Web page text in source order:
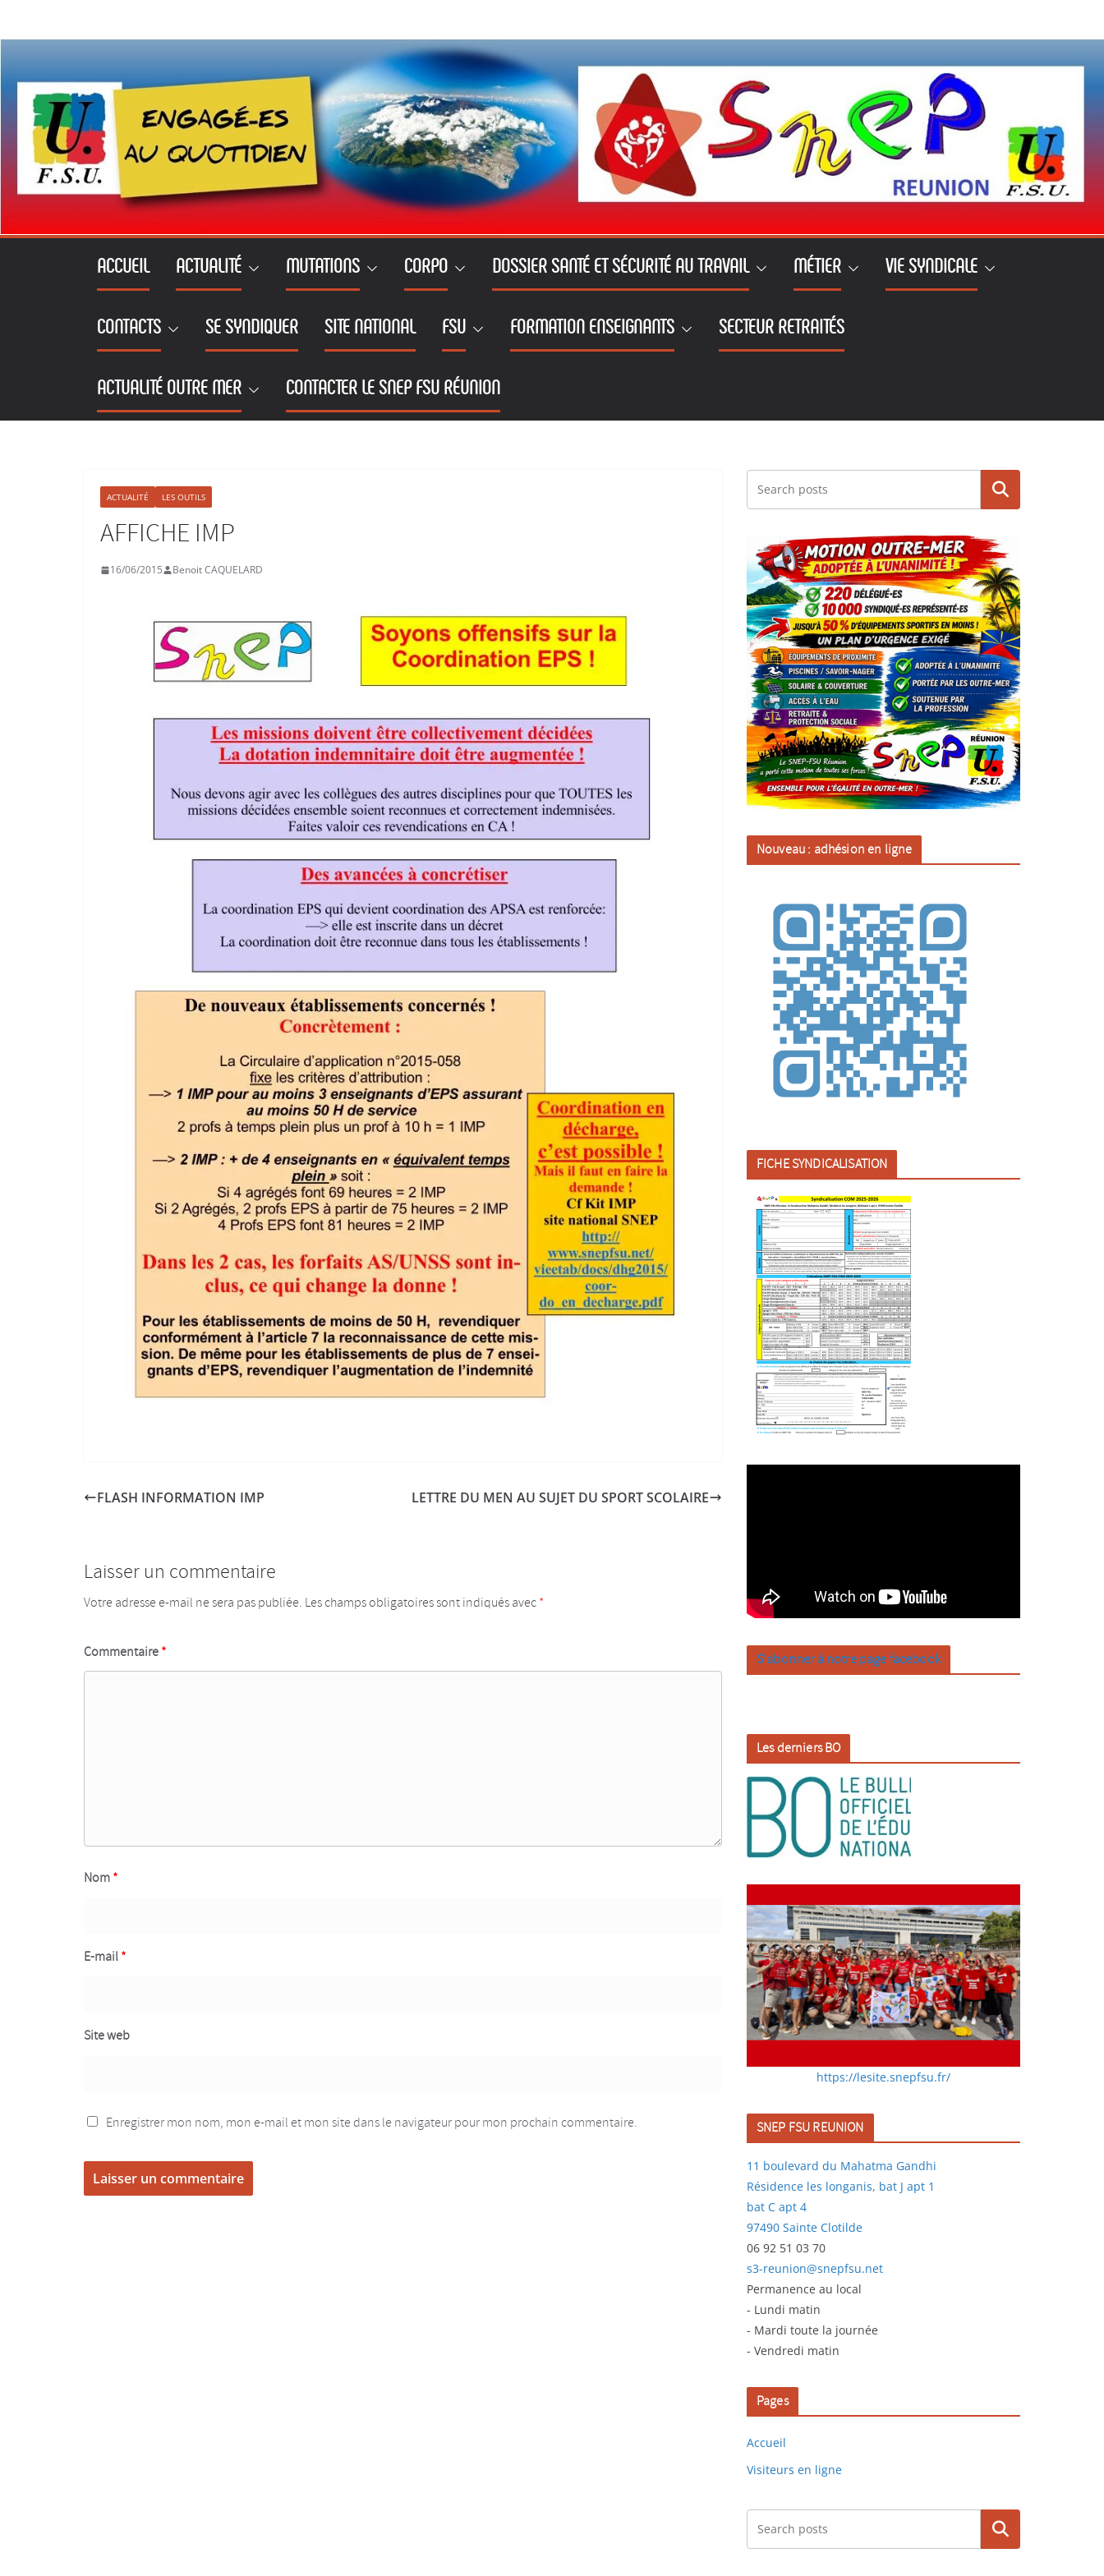
ACCUEIL ACTUALITÉ MUTATIONS CORPO DOSSIER SANTÉ ET SÉCURITÉ AU TRAVAIL MÉTIER VIE SYNDICALE
CONTACTS SE SYNDIQUER SITE NATIONAL FSU FORMATION ENSEIGNANTS SECTEUR RETRAITÉS
ACTUALITÉ OUTRE MER CONTACTER LE SNEP FSU RÉUNION
ACTUALITÉ LES OUTILS
AFFICHE IMP
16/06/2015 Benoit CAQUELARD
FLASH INFORMATION IMP LETTRE DU MEN AU SUJET DU SPORT SCOLAIRE
Laisser un commentaire
Votre adresse e-mail ne sera pas publiée. Les champs obligatoires sont indiqués avec*
Commentaire*
Nom*
E-mail*
Site web
Enregistrer mon nom, mon e-mail et mon site dans le navigateur pour mon prochain commentaire.
Rechercher
Nouveau : adhésion en ligne
FICHE SYNDICALISATION
S’abonner à notre page facebook
Les derniers BO
https://lesite.snepfsu.fr/
SNEP FSU REUNION
11 boulevard du Mahatma Gandhi
Résidence les longanis, bat J apt 1
bat C apt 4
97490 Sainte Clotilde
06 92 51 03 70
s3-reunion@snepfsu.net
Permanence au local
- Lundi matin
- Mardi toute la journée
- Vendredi matin
Pages
Accueil
Visiteurs en ligne
Rechercher